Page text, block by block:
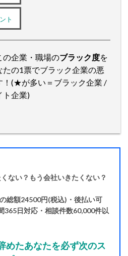
ト
の企業・職場のブラック度を
の1票でブラック企業の悪
！(★が多い＝ブラック企業 /
企業)
ない？もう会社いきたくない？
総額24500円(税込)・後払い可
365日対応・相談件数60,000件以
めたあなたを必ず次のス